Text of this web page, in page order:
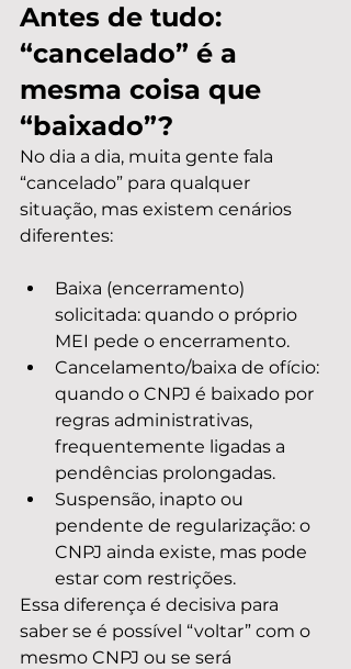
Antes de tudo:
“cancelado” é a
mesma coisa que
“baixado”?
No dia a dia, muita gente fala
“cancelado” para qualquer
situação, mas existem cenários
diferentes:
Baixa (encerramento)
solicitada: quando o próprio
MEI pede o encerramento.
Cancelamento/baixa de ofício:
quando o CNPJ é baixado por
regras administrativas,
frequentemente ligadas a
pendências prolongadas.
Suspensão, inapto ou
pendente de regularização: o
CNPJ ainda existe, mas pode
estar com restrições.
Essa diferença é decisiva para
saber se é possível “voltar” com o
mesmo CNPJ ou se será